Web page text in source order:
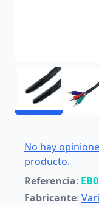
No hay
producto.
Referencia:
Fabricante: